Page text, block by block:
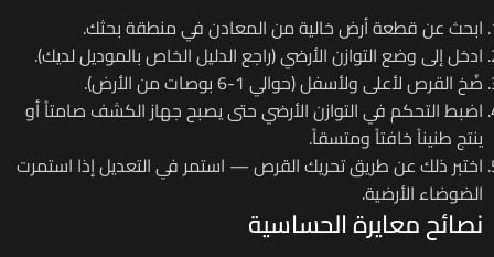
ابحث عن قطعة أرض خالية من المعادن في منطقة بحثك.
ادخل إلى وضع التوازن الأرضي (راجع الدليل الخاص بالموديل لديك).
ضُخ القرص لأعلى ولأسفل (حوالي 1-6 بوصات من الأرض).
اضبط التحكم في التوازن الأرضي حتى يصبح جهاز الكشف صامتاً أو
ينتج طنيناً خافتاً ومتسقاً.
اختبر ذلك عن طريق تحريك القرص — استمر في التعديل إذا استمرت
الضوضاء الأرضية.
نصائح معايرة الحساسية